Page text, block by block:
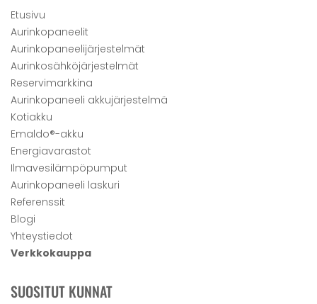
Etusivu
Aurinkopaneelit
Aurinkopaneelijärjestelmät
Aurinkosähköjärjestelmät
Reservimarkkina
Aurinkopaneeli akkujärjestelmä
Kotiakku
Emaldo®-akku
Energiavarastot
Ilmavesilämpöpumput
Aurinkopaneeli laskuri
Referenssit
Blogi
Yhteystiedot
Verkkokauppa
SUOSITUT KUNNAT